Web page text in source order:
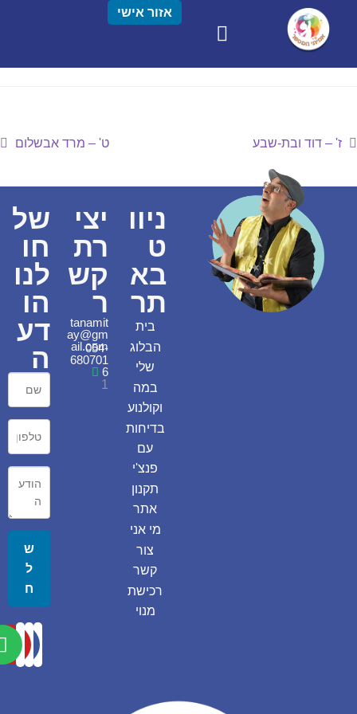
אזור אישי
ז' – דוד ובת-שבע ט' – מרד אבשלום
ניוו
ט
בא
תר
בית
הבלוג
שלי
במה
וקולנוע
בדיחות
עם
פנצ'י
תקנון
אתר
מי אני
צור
קשר
רכישת
מנוי
יצי
רת
קש
ר
tanamit
ay@gm
ail.com
054-
680701
6
1
של
חו
לנו
הו
דע
ה
ש
ל
ח